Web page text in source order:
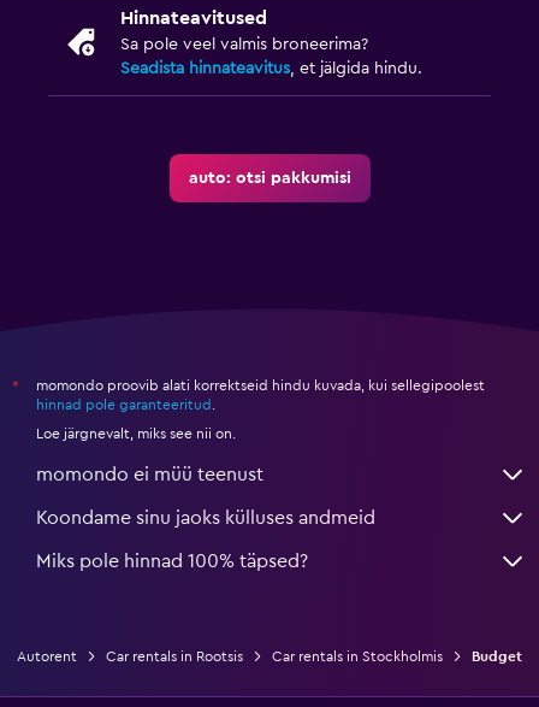
Hinnateavitused
Sa pole veel valmis broneerima?
Seadista hinnateavitus, et jälgida hindu.
auto: otsi pakkumisi
*
momondo proovib alati korrektseid hindu kuvada, kui sellegipoolest
hinnad pole garanteeritud .
Loe järgnevalt, miks see nii on.
momondo ei müü teenust
Koondame sinu jaoks külluses andmeid
Miks pole hinnad 100% täpsed?
Autorent Car rentals in Rootsis Car rentals in Stockholmis Budget